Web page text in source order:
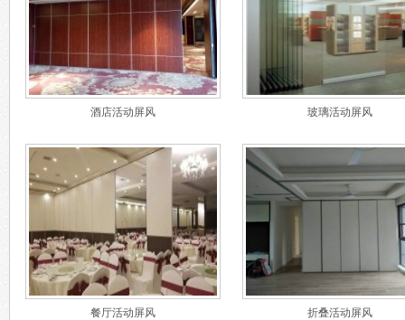
酒店活动屏风 玻璃活动屏风
餐厅活动屏风 折叠活动屏风